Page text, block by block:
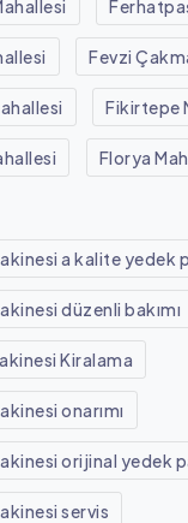
Fevzi
Fikirtepe
Florya
a kalite yedek
düzenli bakımı
Kiralama
onarımı
orijinal yedek
servis